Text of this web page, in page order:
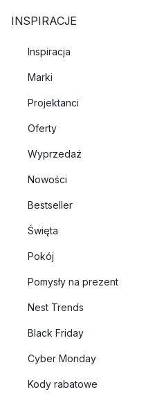
INSPIRACJE
Inspiracja
Marki
Projektanci
Oferty
Wyprzedaż
Nowości
Bestseller
Święta
Pokój
Pomysły na prezent
Nest Trends
Black Friday
Cyber Monday
Kody rabatowe